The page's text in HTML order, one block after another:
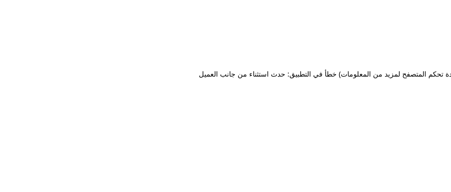
خطأ في التطبيق: حدث استثناء من جانب العميل تحكم المتصفح لمزيد من المعلومات)